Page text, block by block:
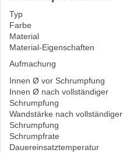
Typ
Farbe
Material
Material-Eigenschaften
Aufmachung
Innen Ø vor Schrumpfung
Innen Ø nach vollständiger
Schrumpfung
Wandstärke nach vollständiger
Schrumpfung
Schrumpfrate
Dauereinsatztemperatur